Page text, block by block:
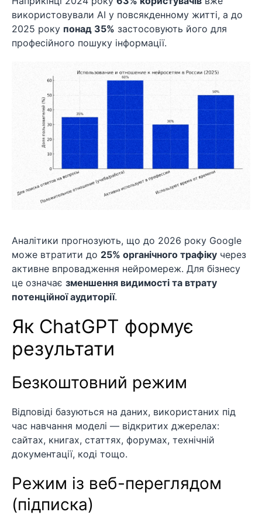
використовували AI у повсякденному житті, а до
2025 року понад 35% застосовують його для
професійного пошуку інформації.
Аналітики прогнозують, що до 2026 року Google
може втратити до 25% органічного трафіку через
активне впровадження нейромереж. Для бізнесу
це означає зменшення видимості та втрату
потенційної аудиторії.
Як ChatGPT формує
результати
Безкоштовний режим
Відповіді базуються на даних, використаних під
час навчання моделі — відкритих джерелах:
сайтах, книгах, статтях, форумах, технічній
документації, коді тощо.
Режим із веб-переглядом
(підписка)